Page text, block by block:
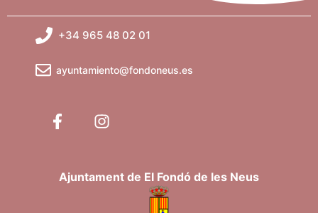
+34 965 48 02 01
ayuntamiento@fondoneus.es
Ajuntament de El Fondó de les Neus